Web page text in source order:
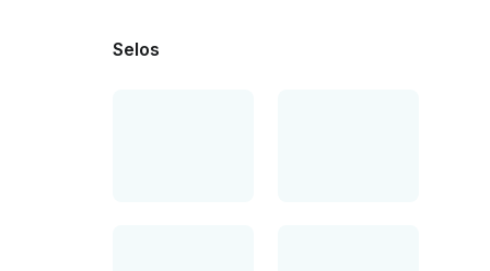
Selos